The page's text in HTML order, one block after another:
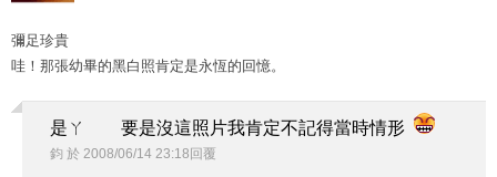
彌足珍貴
哇！那張幼畢的黑白照肯定是永恆的回憶。
是ㄚ 要是沒這照片我肯定不記得當時情形
鈞 於 2008/06/14 23:18 回覆